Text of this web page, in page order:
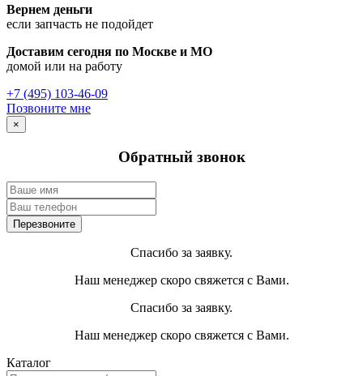
Вернем деньги
если запчасть не подойдет
Доставим сегодня по Москве и МО
домой или на работу
+7 (495) 103-46-09
Позвоните мне
×
Обратный звонок
Спасибо за заявку.
Наш менеджер скоро свяжется с Вами.
Спасибо за заявку.
Наш менеджер скоро свяжется с Вами.
Каталог